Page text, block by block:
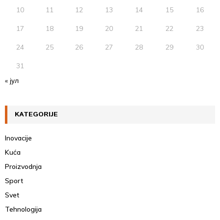
10 11 12 13 14 15 16
17 18 19 20 21 22 23
24 25 26 27 28 29 30
31
« јул
KATEGORIJE
Inovacije
Kuća
Proizvodnja ​
Sport
Svet
Tehnologija